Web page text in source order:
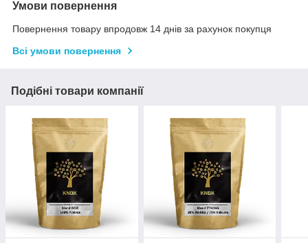
Умови повернення
Повернення товару впродовж 14 днів за рахунок покупця
Всі умови повернення
Подібні товари компанії